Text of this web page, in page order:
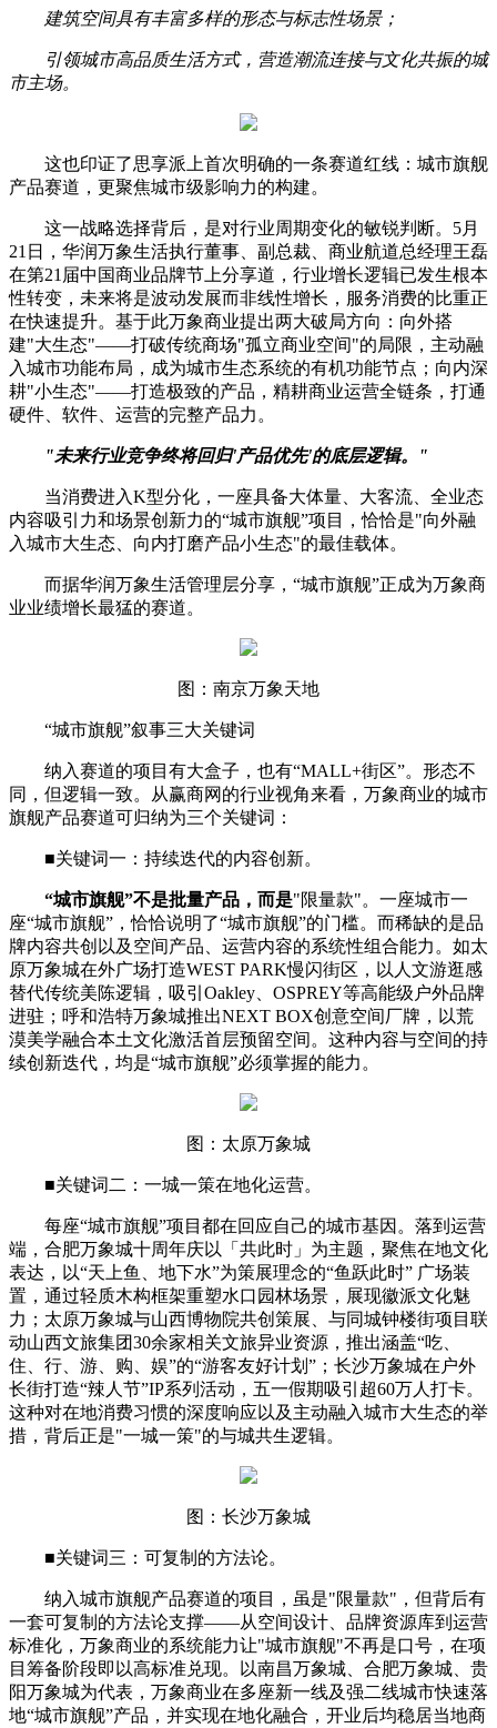
建筑空间具有丰富多样的形态与标志性场景；
引领城市高品质生活方式，营造潮流连接与文化共振的城
市主场。
这也印证了思享派上首次明确的一条赛道红线：城市旗舰
产品赛道，更聚焦城市级影响力的构建。
这一战略选择背后，是对行业周期变化的敏锐判断。5月
21日，华润万象生活执行董事、副总裁、商业航道总经理王磊
在第21届中国商业品牌节上分享道，行业增长逻辑已发生根本
性转变，未来将是波动发展而非线性增长，服务消费的比重正
在快速提升。基于此万象商业提出两大破局方向：向外搭
建"大生态"——打破传统商场"孤立商业空间"的局限，主动融
入城市功能布局，成为城市生态系统的有机功能节点；向内深
耕"小生态"——打造极致的产品，精耕商业运营全链条，打通
硬件、软件、运营的完整产品力。
"未来行业竞争终将回归'产品优先'的底层逻辑。 "
当消费进入K型分化，一座具备大体量、大客流、全业态
内容吸引力和场景创新力的“城市旗舰”项目，恰恰是"向外融
入城市大生态、向内打磨产品小生态"的最佳载体。
而据华润万象生活管理层分享，“城市旗舰”正成为万象商
业业绩增长最猛的赛道。
图：南京万象天地
“城市旗舰”叙事三大关键词
纳入赛道的项目有大盒子，也有“MALL+街区”。形态不
同，但逻辑一致。从赢商网的行业视角来看，万象商业的城市
旗舰产品赛道可归纳为三个关键词：
■关键词一：持续迭代的内容创新。
“城市旗舰”不是批量产品，而是"限量款"。一座城市一
座“城市旗舰”，恰恰说明了“城市旗舰”的门槛。而稀缺的是品
牌内容共创以及空间产品、运营内容的系统性组合能力。如太
原万象城在外广场打造WEST PARK慢闪街区，以人文游逛感
替代传统美陈逻辑，吸引Oakley、OSPREY等高能级户外品牌
进驻；呼和浩特万象城推出NEXT BOX创意空间厂牌，以荒
漠美学融合本土文化激活首层预留空间。这种内容与空间的持
续创新迭代，均是“城市旗舰”必须掌握的能力。
图：太原万象城
■关键词二：一城一策在地化运营。
每座“城市旗舰”项目都在回应自己的城市基因。落到运营
端，合肥万象城十周年庆以「共此时」为主题，聚焦在地文化
表达，以“天上鱼、地下水”为策展理念的“鱼跃此时” 广场装
置，通过轻质木构框架重塑水口园林场景，展现徽派文化魅
力；太原万象城与山西博物院共创策展、与同城钟楼街项目联
动山西文旅集团30余家相关文旅异业资源，推出涵盖“吃、
住、行、游、购、娱”的“游客友好计划”；长沙万象城在户外
长街打造“辣人节”IP系列活动，五一假期吸引超60万人打卡。
这种对在地消费习惯的深度响应以及主动融入城市大生态的举
措，背后正是"一城一策"的与城共生逻辑。
图：长沙万象城
■关键词三：可复制的方法论。
纳入城市旗舰产品赛道的项目，虽是"限量款"，但背后有
一套可复制的方法论支撑——从空间设计、品牌资源库到运营
标准化，万象商业的系统能力让"城市旗舰"不再是口号，在项
目筹备阶段即以高标准兑现。以南昌万象城、合肥万象城、贵
阳万象城为代表，万象商业在多座新一线及强二线城市快速落
地“城市旗舰”产品，并实现在地化融合，开业后均稳居当地商